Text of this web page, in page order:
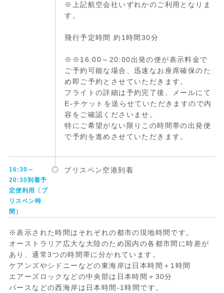
※上記航空会社いずれかのご利用となりま
す。
飛行予定時間 約1時間30分
※※16:00～20:00出発の便が表示料金で
ご予約可能な場合、迅速なお座席確保のた
め即ご予約とさせていただきます。
フライトの詳細は予約完了後、メールにて
E-チケットを送らせていただきますので内
容をご確認くださいませ。
特にご希望がない限りこの時間帯の出発便
で予約を進めさせていただきます。
16:30～
20:30到着予
定便利用〔ブ
リスベン時
間）
ブリスベン空港到着
※表示された時間はそれぞれの都市の現地時間です。
オーストラリア広大な大陸のため国内の各都市間に時差が
あり、通常3つの時間帯に分かれています。
ケアンズやシドニーなどの東海岸は日本時間＋1時間
エアーズロックなどの中央部は日本時間＋30分
パースなどの西海岸は日本時間-1時間です。